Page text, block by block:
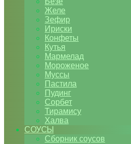
Желе
Зефир
Ириски
Конфеты
Кутья
Мармелад
Мороженое
Муссы
Пастила
Пудинг
Сорбет
Тирамису
Халва
СОУСЫ
Сборник соусов